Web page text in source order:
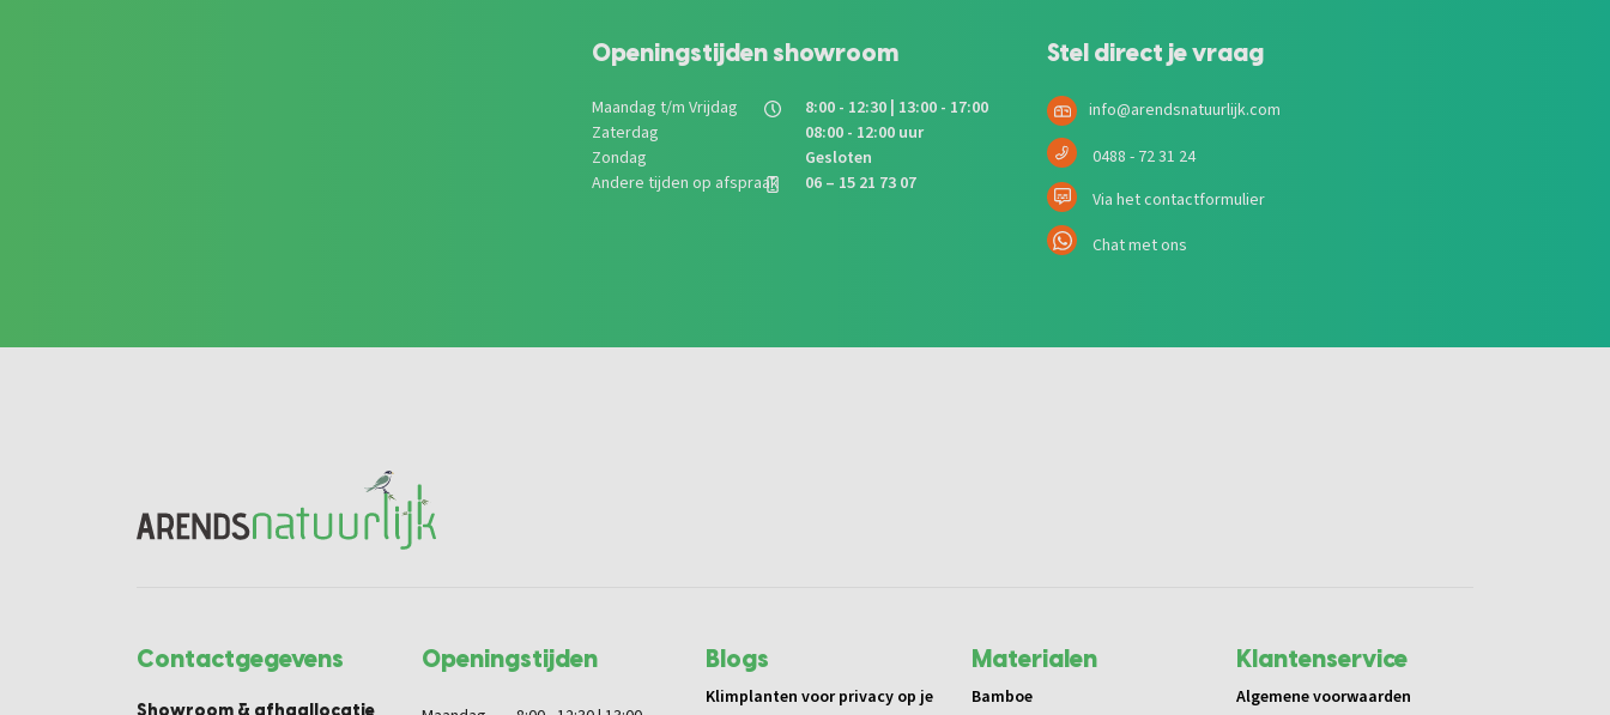
Openingstijden showroom
Maandag t/m Vrijdag
8:00 - 12:30 | 13:00 - 17:00
Zaterdag
08:00 - 12:00 uur
Zondag
Gesloten
Andere tijden op afspraak
06 – 15 21 73 07
Stel direct je vraag
info@arendsnatuurlijk.com
0488 - 72 31 24
Via het contactformulier
Chat met ons
Contactgegevens
Showroom & afhaallocatie
Openingstijden Blogs
Klimplanten voor privacy op je
Materialen
Bamboe
Klantenservice
Algemene voorwaarden